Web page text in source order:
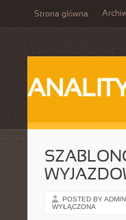
Strona główna
POSTED BY ADMIN
WYŁĄCZONA